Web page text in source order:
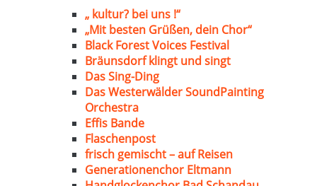
„ kultur? bei uns !“
„Mit besten Grüßen, dein Chor“
Black Forest Voices Festival
Bräunsdorf klingt und singt
Das Sing-Ding
Das Westerwälder SoundPainting
Orchestra
Effis Bande
Flaschenpost
frisch gemischt – auf Reisen
Generationenchor Eltmann